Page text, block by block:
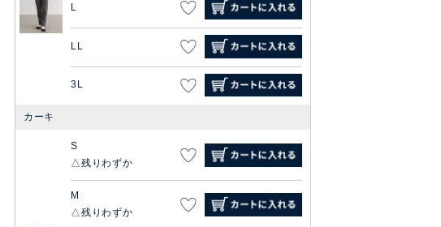
L
LL
3L
カーキ
S
残りわずか
M
残りわずか